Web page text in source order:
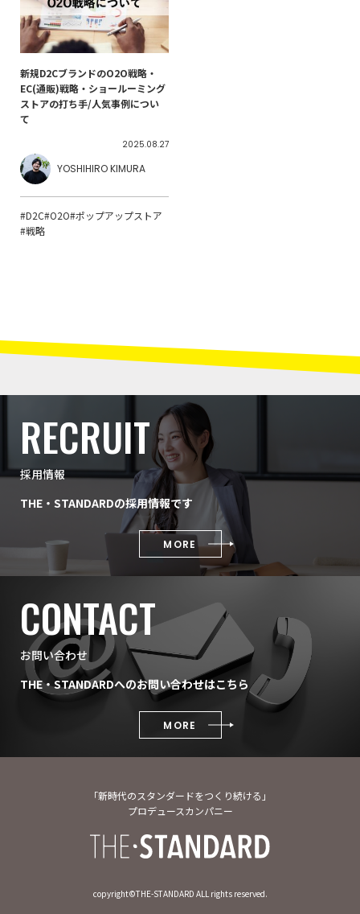
新規D2CブランドのO2O戦略・
EC(通販)戦略・ショールーミング
ストアの打ち手/人気事例につい
て
YOSHIHIRO KIMURA
2025.08.27
#D2C#O2O#ポップアップストア
#戦略
RECRUIT
採用情報
THE・STANDARDの採用情報です
MORE
CONTACT
お問い合わせ
THE・STANDARDへのお問い合わせはこちら
MORE
「新時代のスタンダードをつくり続ける」
プロデュースカンパニー
copyright©︎THE-STANDARD ALL rights reserved.